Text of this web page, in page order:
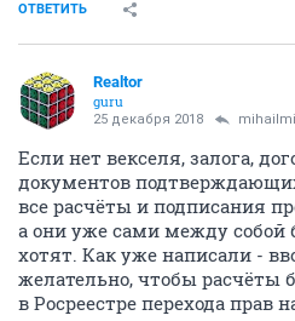
ОТВЕТИТЬ
Realtor
guru
25 декабря 2018
Если нет векселя, залога,
документов
все расчёты и подписания
а они уже сами между собой
хотят. Как уже написали -
желательно, чтобы расчёты
в Росреестре перехода прав